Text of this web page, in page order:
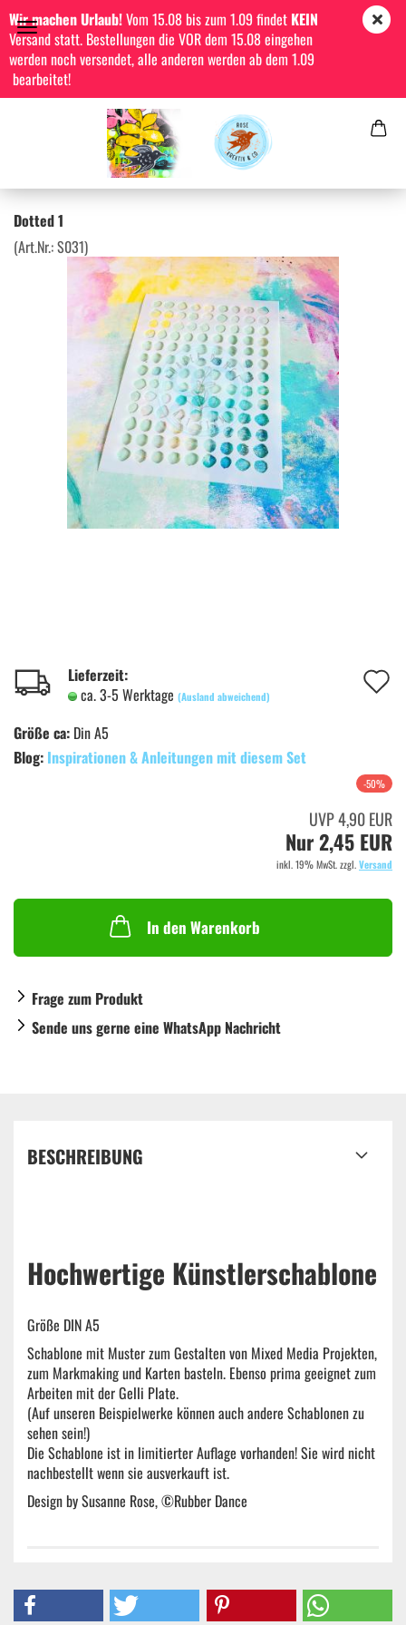
Wir machen Urlaub!Vom 15.08 bis zum 1.09 findet KEIN
Versand statt. Bestellungen die VOR dem 15.08 eingehen
werden noch versendet, alle anderen werden ab dem 1.09
bearbeitet!
Dotted 1
(Art.Nr.:S031)
Lieferzeit:
ca. 3-5 Werktage (Ausland abweichend)
Größe ca: Din A5
Blog: Inspirationen & Anleitungen mit diesem Set
-50%
UVP 4,90 EUR
Nur 2,45 EUR
inkl. 19% MwSt. zzgl.Versand
In den Warenkorb
Frage zum Produkt
Sende uns gerne eine WhatsApp Nachricht
BESCHREIBUNG
Hochwertige Künstlerschablone
Größe DIN A5
Schablone mit Muster zum Gestalten von Mixed Media Projekten,
zum Markmaking und Karten basteln. Ebenso prima geeignet zum
Arbeiten mit der Gelli Plate.
(Auf unseren Beispielwerke können auch andere Schablonen zu
sehen sein!)
Die Schablone ist in limitierter Auflage vorhanden! Sie wird nicht
nachbestellt wenn sie ausverkauft ist.
Design by Susanne Rose, ©Rubber Dance